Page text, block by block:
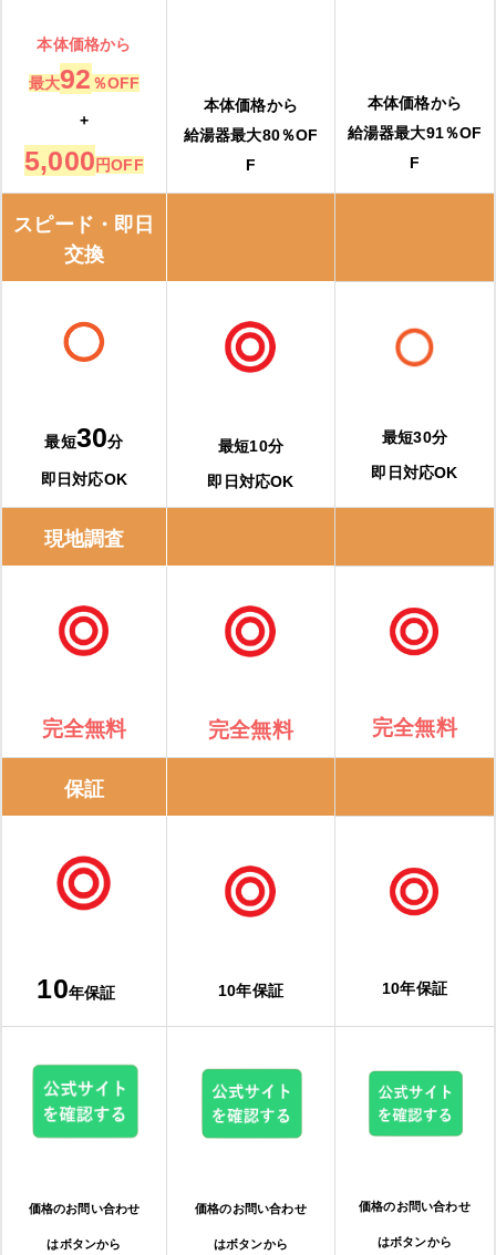
大問屋
大問屋の口コミ
交換できるくん
交換できるくんの口コミ
ガスペックの特徴
ガスペックの口コミ
エコキュート交換の窓口の特徴
給湯パンダ
給湯省エネ2026事業
事前に相見積もりを取る
本体価格から
最大92 ％OFF
+
5,000円OFF
本体価格から
給湯器最大80％OF
F
本体価格から
給湯器最大91％OF
F
スピード・即日
交換
最短30分
即日対応OK
最短10分
即日対応OK
最短30分
即日対応OK
現地調査
完全無料 完全無料 完全無料
保証
10年保証 10年保証 10年保証
価格のお問い合わせ
はボタンから
価格のお問い合わせ
はボタンから
価格のお問い合わせ
はボタンから